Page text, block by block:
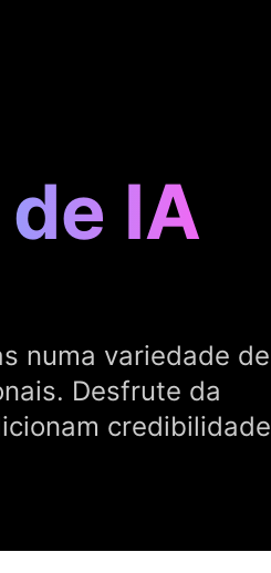
IA
numa variedade de
Desfrute da
credibilidade